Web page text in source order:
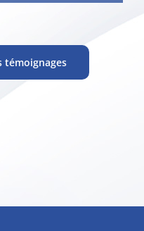
témoignages